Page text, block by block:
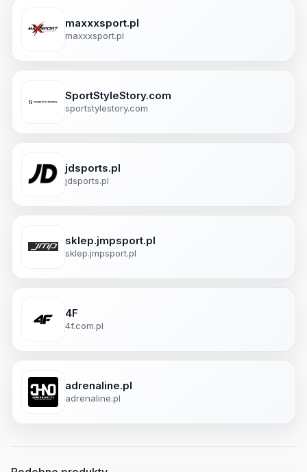
maxxxsport.pl
maxxxsport.pl
SportStyleStory.com
sportstylestory.com
jdsports.pl
jdsports.pl
sklep.jmpsport.pl
sklep.jmpsport.pl
4F
4f.com.pl
adrenaline.pl
adrenaline.pl